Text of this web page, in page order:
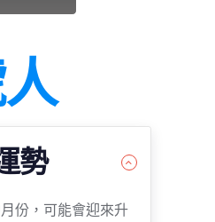
勢
份，可能會迎來升